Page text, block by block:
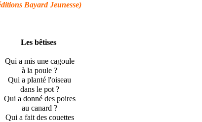
Bayard Jeunesse)
Les bêtises
Qui a mis une cagoule
à la poule ?
Qui a planté l'oiseau
dans le pot ?
Qui a donné des poires
au canard ?
Qui a fait des couettes